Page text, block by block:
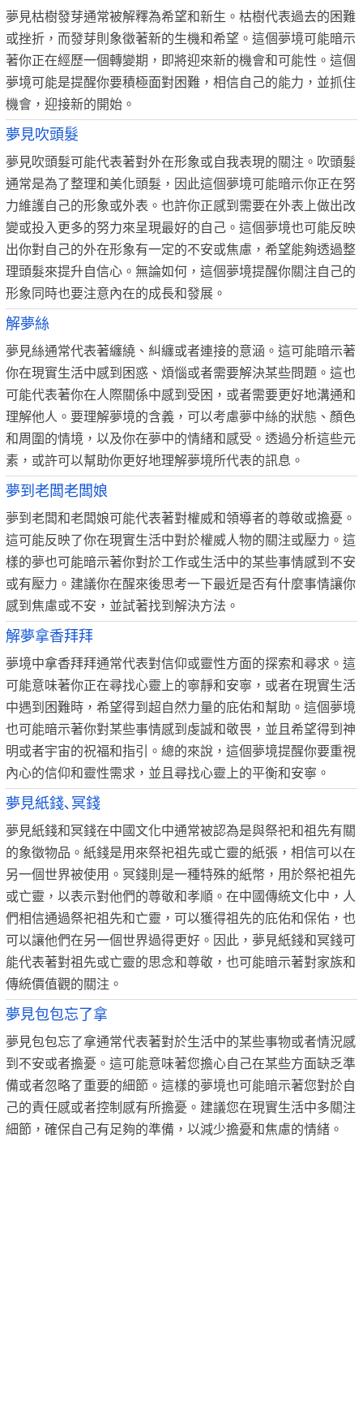
夢見枯樹發芽通常被解釋為希望和新生。枯樹代表過去的困難
或挫折，而發芽則象徵著新的生機和希望。這個夢境可能暗示
著你正在經歷一個轉變期，即將迎來新的機會和可能性。這個
夢境可能是提醒你要積極面對困難，相信自己的能力，並抓住
機會，迎接新的開始。
夢見吹頭髮
夢見吹頭髮可能代表著對外在形象或自我表現的關注。吹頭髮
通常是為了整理和美化頭髮，因此這個夢境可能暗示你正在努
力維護自己的形象或外表。也許你正感到需要在外表上做出改
變或投入更多的努力來呈現最好的自己。這個夢境也可能反映
出你對自己的外在形象有一定的不安或焦慮，希望能夠透過整
理頭髮來提升自信心。無論如何，這個夢境提醒你關注自己的
形象同時也要注意內在的成長和發展。
解夢絲
夢見絲通常代表著纏繞、糾纏或者連接的意涵。這可能暗示著
你在現實生活中感到困惑、煩惱或者需要解決某些問題。這也
可能代表著你在人際關係中感到受困，或者需要更好地溝通和
理解他人。要理解夢境的含義，可以考慮夢中絲的狀態、顏色
和周圍的情境，以及你在夢中的情緒和感受。透過分析這些元
素，或許可以幫助你更好地理解夢境所代表的訊息。
夢到老闆老闆娘
夢到老闆和老闆娘可能代表著對權威和領導者的尊敬或擔憂。
這可能反映了你在現實生活中對於權威人物的關注或壓力。這
樣的夢也可能暗示著你對於工作或生活中的某些事情感到不安
或有壓力。建議你在醒來後思考一下最近是否有什麼事情讓你
感到焦慮或不安，並試著找到解決方法。
解夢拿香拜拜
夢境中拿香拜拜通常代表對信仰或靈性方面的探索和尋求。這
可能意味著你正在尋找心靈上的寧靜和安寧，或者在現實生活
中遇到困難時，希望得到超自然力量的庇佑和幫助。這個夢境
也可能暗示著你對某些事情感到虔誠和敬畏，並且希望得到神
明或者宇宙的祝福和指引。總的來說，這個夢境提醒你要重視
內心的信仰和靈性需求，並且尋找心靈上的平衡和安寧。
夢見紙錢､冥錢
夢見紙錢和冥錢在中國文化中通常被認為是與祭祀和祖先有關
的象徵物品。紙錢是用來祭祀祖先或亡靈的紙張，相信可以在
另一個世界被使用。冥錢則是一種特殊的紙幣，用於祭祀祖先
或亡靈，以表示對他們的尊敬和孝順。在中國傳統文化中，人
們相信通過祭祀祖先和亡靈，可以獲得祖先的庇佑和保佑，也
可以讓他們在另一個世界過得更好。因此，夢見紙錢和冥錢可
能代表著對祖先或亡靈的思念和尊敬，也可能暗示著對家族和
傳統價值觀的關注。
夢見包包忘了拿
夢見包包忘了拿通常代表著對於生活中的某些事物或者情況感
到不安或者擔憂。這可能意味著您擔心自己在某些方面缺乏準
備或者忽略了重要的細節。這樣的夢境也可能暗示著您對於自
己的責任感或者控制感有所擔憂。建議您在現實生活中多關注
細節，確保自己有足夠的準備，以減少擔憂和焦慮的情緒。